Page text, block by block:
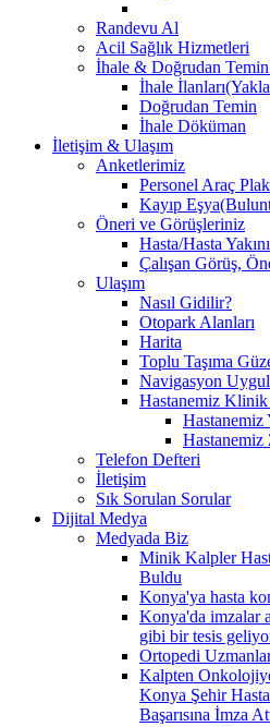
Randevu Al
Acil Sağlık Hizmetleri
İhale & Doğrudan Temin
İhale
Doğrudan Temin
İhale Döküman
İletişim & Ulaşım
Anketlerimiz
Personel Araç
Kayıp
Öneri ve Görüşleriniz
Hasta/Hasta
Çalışan Görüş,
Ulaşım
Nasıl Gidilir?
Otopark Alanları
Harita
Toplu Taşıma
Navigasyon
Hastanemiz Klinik
Telefon Defteri
İletişim
Sık Sorulan Sorular
Dijital Medya
Medyada Biz
Minik Kalpler
Buldu
Konya'ya hasta
Konya'da imzalar
gibi bir tesis
Ortopedi
Kalpten
Konya Şehir
Başarısına İmza